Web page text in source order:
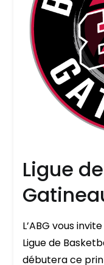
Ligue
L’ABG vous
Ligue de
débutera ce